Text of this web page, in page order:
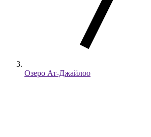
Озеро Ат-Джайлоо